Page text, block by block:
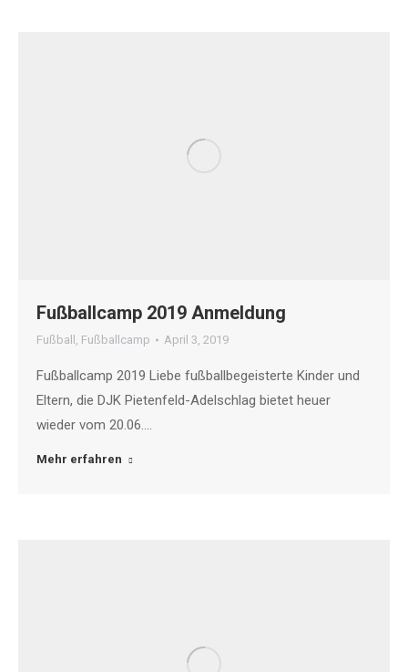
Fußballcamp 2019 Anmeldung
Fußball , Fußballcamp April 3, 2019
Fußballcamp 2019 Liebe fußballbegeisterte Kinder und
Eltern, die DJK Pietenfeld-Adelschlag bietet heuer
wieder vom 20.06.…
Mehr erfahren